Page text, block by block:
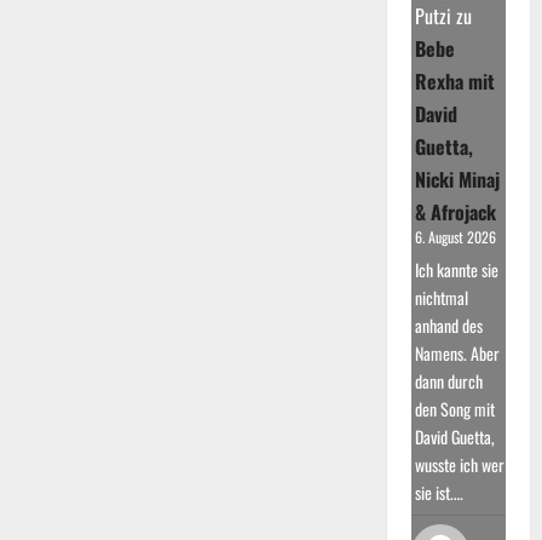
Putzi zu
Bebe
Rexha mit
David
Guetta,
Nicki Minaj
& Afrojack
6. August 2026
Ich kannte sie
nichtmal
anhand des
Namens. Aber
dann durch
den Song mit
David Guetta,
wusste ich wer
sie ist.…